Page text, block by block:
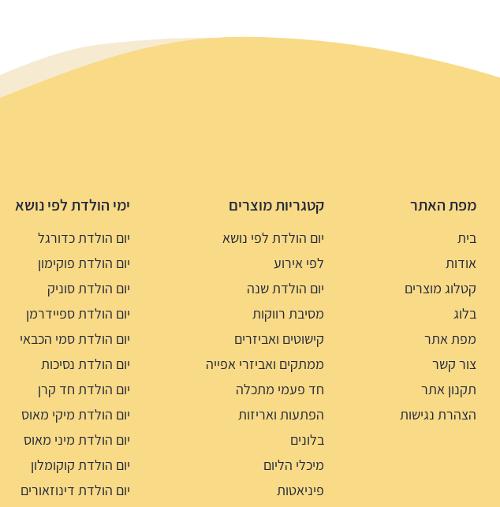
מפת האתר
בית
אודות
קטלוג מוצרים
בלוג
מפת אתר
צור קשר
תקנון אתר
הצהרת נגישות
קטגריות מוצרים
יום הולדת לפי נושא
לפי אירוע
יום הולדת שנה
מסיבת רווקות
קישוטים ואביזרים
ממתקים ואביזרי אפייה
חד פעמי מתכלה
הפתעות ואריזות
בלונים
מיכלי הליום
פיניאטות
ימי הולדת לפי נושא
יום הולדת כדורגל
יום הולדת פוקימון
יום הולדת סוניק
יום הולדת ספיידרמן
יום הולדת סמי הכבאי
יום הולדת נסיכות
יום הולדת חד קרן
יום הולדת מיקי מאוס
יום הולדת מיני מאוס
יום הולדת קוקומלון
יום הולדת דינוזאורים